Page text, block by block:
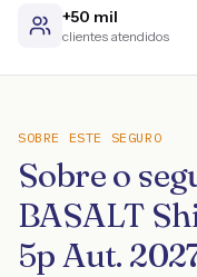
+50 mil
clientes atendidos
SOBRE ESTE SEGURO
Sobre o
BASALT
5p Aut.